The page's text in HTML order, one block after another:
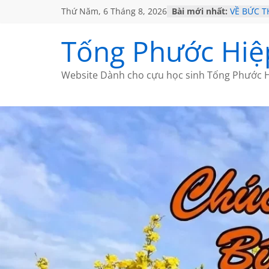
Thứ Năm, 6 Tháng 8, 2026 Bài mới nhất: VỀ BỨC
MỘT ĐỜI
SÁCH
BẤT
CÀ PHÊ
Tống Phước
Website Dành cho cựu học sinh Tống Phước